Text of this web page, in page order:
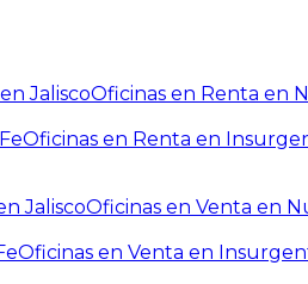
JaliscoOficinas en Renta en
Oficinas en Renta en
JaliscoOficinas en Venta en
Oficinas en Venta en